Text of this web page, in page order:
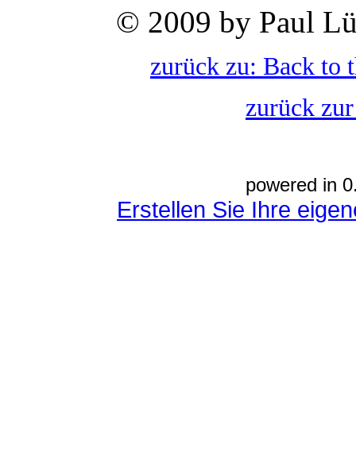
© 2009 by Paul
zurück zu: Back to
zurück
powered in
Erstellen Sie Ihre